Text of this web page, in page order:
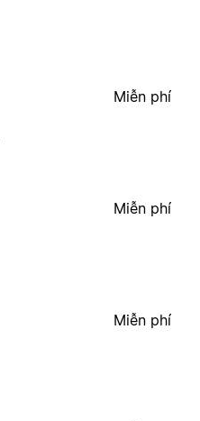
Miễn phí
Miễn phí
Miễn phí